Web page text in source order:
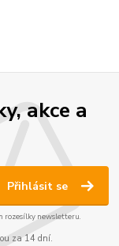
akce a
Přihlásit se
rozesílky newsletteru.
za 14 dní.